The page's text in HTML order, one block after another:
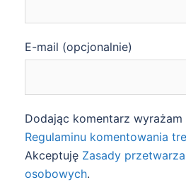
E-mail (opcjonalnie)
Dodając komentarz
Regulaminu komentowania
Akceptuję Zasady
osobowych.